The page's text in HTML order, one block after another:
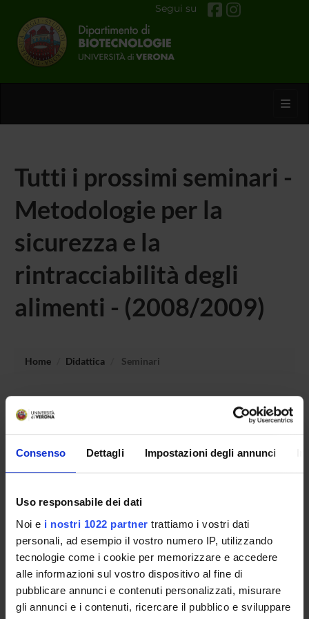
Consenso Dettagli Impostazioni degli annunci
Uso responsabile dei dati
Noi e i nostri 1022 partner trattiamo i vostri dati
personali, ad esempio il vostro numero IP, utilizzando
tecnologie come i cookie per memorizzare e accedere
alle informazioni sul vostro dispositivo al fine di
pubblicare annunci e contenuti personalizzati, misurare
gli annunci e i contenuti, ricercare il pubblico e sviluppare
Segui su
Tutti i prossimi seminari -
Metodologie per la
sicurezza e la
rintracciabilità degli
alimenti - (2008/2009)
Home Didattica Seminari
all'insegnamento Metodologie per la sicurezza e la
rintracciabilità degli alimenti.
OFFERTA FORMATIVA
CORSI DI STUDIO
DOTTORATI DI RICERCA E FORMAZIONE
SUPERIORE
Contatti